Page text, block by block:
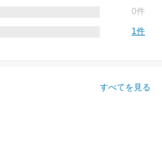
0件
1件
すべてを見る